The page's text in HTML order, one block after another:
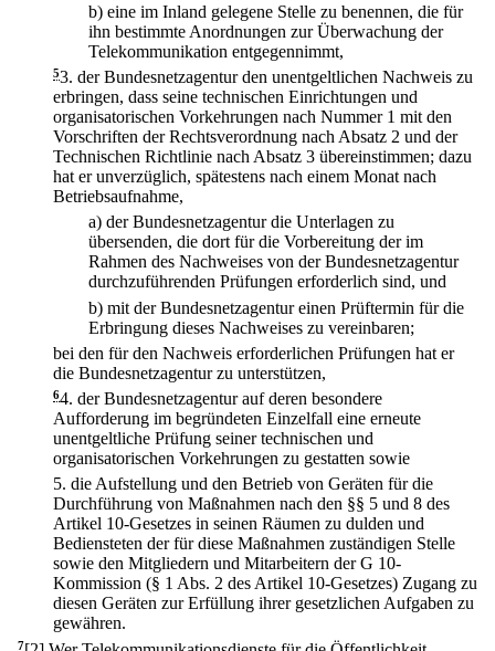
b) eine im Inland gelegene Stelle zu benennen, die für
ihn bestimmte Anordnungen zur Überwachung der
Telekommunikation entgegennimmt,
53. der Bundesnetzagentur den unentgeltlichen Nachweis zu
erbringen, dass seine technischen Einrichtungen und
organisatorischen Vorkehrungen nach Nummer 1 mit den
Vorschriften der Rechtsverordnung nach Absatz 2 und der
Technischen Richtlinie nach Absatz 3 übereinstimmen; dazu
hat er unverzüglich, spätestens nach einem Monat nach
Betriebsaufnahme,
a) der Bundesnetzagentur die Unterlagen zu
übersenden, die dort für die Vorbereitung der im
Rahmen des Nachweises von der Bundesnetzagentur
durchzuführenden Prüfungen erforderlich sind, und
b) mit der Bundesnetzagentur einen Prüftermin für die
Erbringung dieses Nachweises zu vereinbaren;
bei den für den Nachweis erforderlichen Prüfungen hat er
die Bundesnetzagentur zu unterstützen,
64. der Bundesnetzagentur auf deren besondere
Aufforderung im begründeten Einzelfall eine erneute
unentgeltliche Prüfung seiner technischen und
organisatorischen Vorkehrungen zu gestatten sowie
5. die Aufstellung und den Betrieb von Geräten für die
Durchführung von Maßnahmen nach den §§ 5 und 8 des
Artikel 10-Gesetzes in seinen Räumen zu dulden und
Bediensteten der für diese Maßnahmen zuständigen Stelle
sowie den Mitgliedern und Mitarbeitern der G 10-
Kommission (§ 1 Abs. 2 des Artikel 10-Gesetzes) Zugang zu
diesen Geräten zur Erfüllung ihrer gesetzlichen Aufgaben zu
gewähren.
7